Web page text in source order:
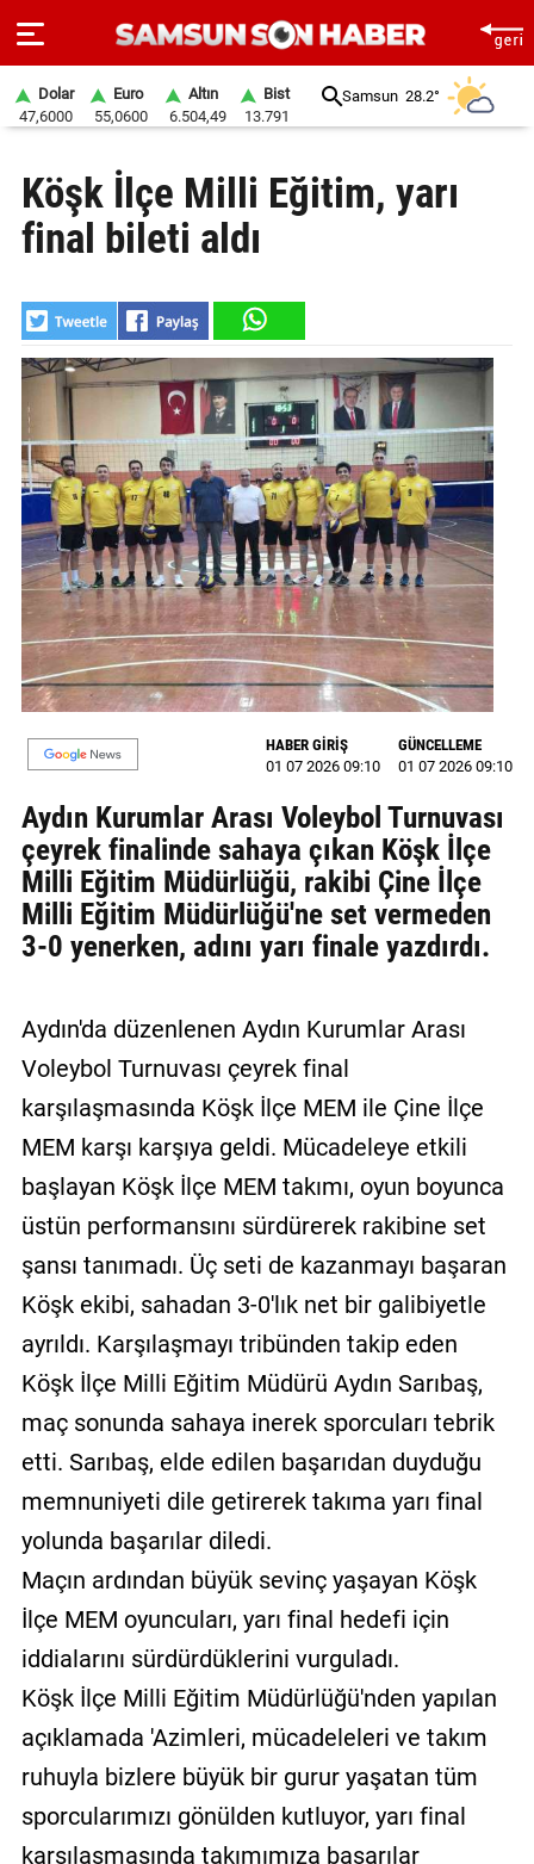
SAYFA
SAMSUN
SAMSUNSPOR
GÜNDEM
SİYASET
EKONOMİ
DÜNYA
MAGAZİN
GALERİ
VİDEO
YAZARLAR
ULAŞIN
Künye
İletişim
Gizlilik
Dolar
47,6000
Euro
55,0600
Altın
6.504,49
Bist
13.791
Samsun 28.2°
Köşk İlçe Milli Eğitim, yarı
final bileti aldı
HABER GİRİŞ
01 07 2026 09:10
GÜNCELLEME
01 07 2026 09:10
Aydın Kurumlar Arası Voleybol Turnuvası
çeyrek finalinde sahaya çıkan Köşk İlçe
Milli Eğitim Müdürlüğü, rakibi Çine İlçe
Milli Eğitim Müdürlüğü'ne set vermeden
3-0 yenerken, adını yarı finale yazdırdı.
Aydın'da düzenlenen Aydın Kurumlar Arası
Voleybol Turnuvası çeyrek final
karşılaşmasında Köşk İlçe MEM ile Çine İlçe
MEM karşı karşıya geldi. Mücadeleye etkili
başlayan Köşk İlçe MEM takımı, oyun boyunca
üstün performansını sürdürerek rakibine set
şansı tanımadı. Üç seti de kazanmayı başaran
Köşk ekibi, sahadan 3-0'lık net bir galibiyetle
ayrıldı. Karşılaşmayı tribünden takip eden
Köşk İlçe Milli Eğitim Müdürü Aydın Sarıbaş,
maç sonunda sahaya inerek sporcuları tebrik
etti. Sarıbaş, elde edilen başarıdan duyduğu
memnuniyeti dile getirerek takıma yarı final
yolunda başarılar diledi.
Maçın ardından büyük sevinç yaşayan Köşk
İlçe MEM oyuncuları, yarı final hedefi için
iddialarını sürdürdüklerini vurguladı.
Köşk İlçe Milli Eğitim Müdürlüğü'nden yapılan
açıklamada 'Azimleri, mücadeleleri ve takım
ruhuyla bizlere büyük bir gurur yaşatan tüm
sporcularımızı gönülden kutluyor, yarı final
karşılaşmasında takımımıza başarılar